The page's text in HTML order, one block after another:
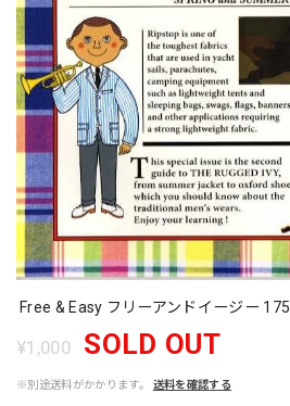
Free & Easy フリーアンドイージー 175
¥1,000 SOLD OUT
※別途送料がかかります。 送料を確認する